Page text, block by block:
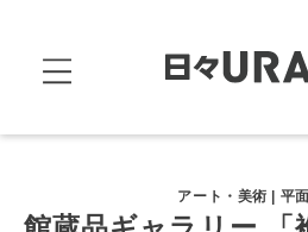
アート・美術 | 平